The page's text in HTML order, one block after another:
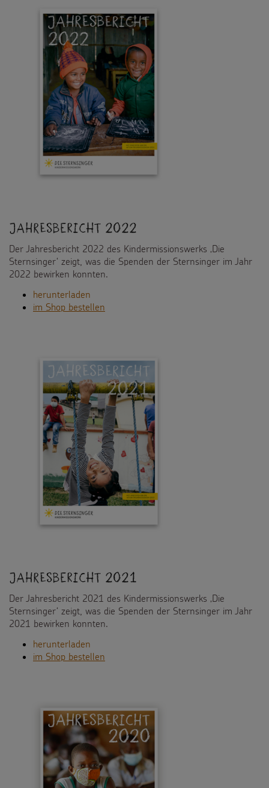
Jahresbericht 2022
Der Jahresbericht 2022 des Kindermissionswerks ‚Die
Sternsinger‘ zeigt, was die Spenden der Sternsinger im Jahr
2022 bewirken konnten.
herunterladen
im Shop bestellen
Jahresbericht 2021
Der Jahresbericht 2021 des Kindermissionswerks ‚Die
Sternsinger‘ zeigt, was die Spenden der Sternsinger im Jahr
2021 bewirken konnten.
herunterladen
im Shop bestellen